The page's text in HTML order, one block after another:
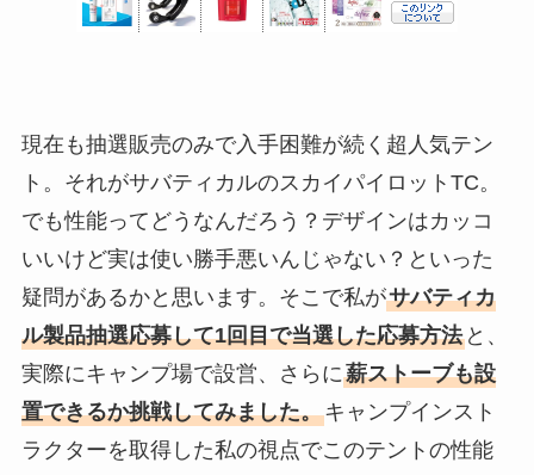
現在も抽選販売のみで入手困難が続く超人気テン
ト。それがサバティカルのスカイパイロットTC。
でも性能ってどうなんだろう？デザインはカッコ
いいけど実は使い勝手悪いんじゃない？といった
疑問があるかと思います。そこで私がサバティカ
ル製品抽選応募して1回目で当選した応募方法と、
実際にキャンプ場で設営、さらに薪ストーブも設
置できるか挑戦してみました。キャンプインスト
ラクターを取得した私の視点でこのテントの性能